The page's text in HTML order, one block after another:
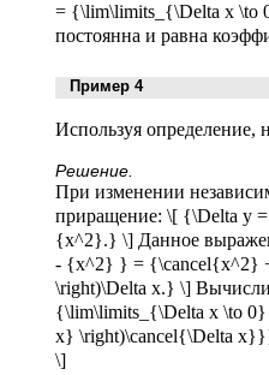
= {\lim\limits_{\Delta x \to
постоянна и равна
Пример 4
Используя
Решение.
При изменении
приращение: \[ {\Delta y
{x^2}.} \] Данное
- {x^2} } = {\cancel{x^2}
\right)\Delta x.} \]
{\lim\limits_{\Delta x \to
x} \right)\cancel{\Delta
\]